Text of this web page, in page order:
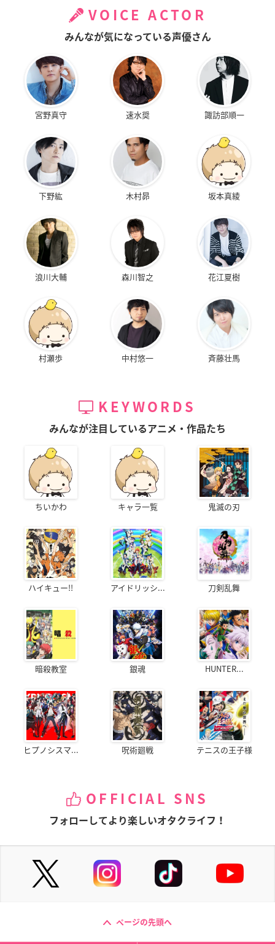
VOICE ACTOR
みんなが気になっている声優さん
宮野真守 速水奨 諏訪部順一
下野紘 木村昴 坂本真綾
浪川大輔 森川智之 花江夏樹
村瀬歩 中村悠一 斉藤壮馬
KEYWORDS
みんなが注目しているアニメ・作品たち
ちいかわ キャラ一覧 鬼滅の刃
ハイキュー!! アイドリッシ... 刀剣乱舞
暗殺教室 銀魂 HUNTER...
ヒプノシスマ... 呪術廻戦 テニスの王子様
OFFICIAL SNS
フォローしてより楽しいオタクライフ！
ページの先頭へ